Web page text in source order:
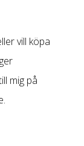
vill köpa
mig på
.